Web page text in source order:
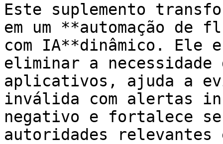
Este suplemento
em um **automação
com IA**dinâmico. Ele
eliminar a
aplicativos, ajuda a
inválida com alertas
negativo e fortalece
autoridades